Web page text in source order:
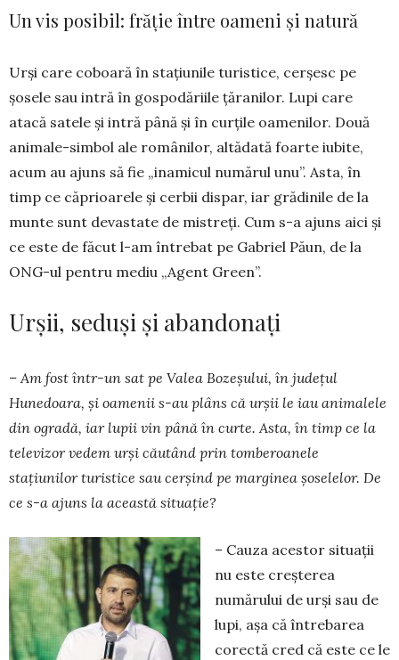
Un vis posibil: frăție între oameni și natură
Urși care coboară în stațiunile turistice, cerșesc pe
șosele sau intră în gospodăriile țăranilor. Lupi care
atacă satele și intră până și în curțile oamenilor. Două
ani­ma­le-simbol ale românilor, altădată foarte iubite,
acum au ajuns să fie „inamicul numărul unu”. Asta, în
timp ce căprioarele și cerbii dispar, iar grădinile de la
munte sunt devastate de mistreți. Cum s-a ajuns aici și
ce este de făcut l-am întrebat pe Gabriel Păun, de la
ONG-ul pentru mediu „Agent Green”.
Urșii, seduși și abandonați
– Am fost într-un sat pe Valea Bozeșului, în județul
Hunedoara, și oamenii s-au plâns că urșii le iau animalele
din ogradă, iar lupii vin până în curte. Asta, în timp ce la
televizor vedem urși căutând prin tomberoanele
stațiunilor turistice sau cerșind pe marginea șoselelor. De
ce s-a ajuns la această situație?
– Cauza acestor situații
nu este creșterea
numărului de urși sau de
lupi, așa că întrebarea
corectă cred că este ce le